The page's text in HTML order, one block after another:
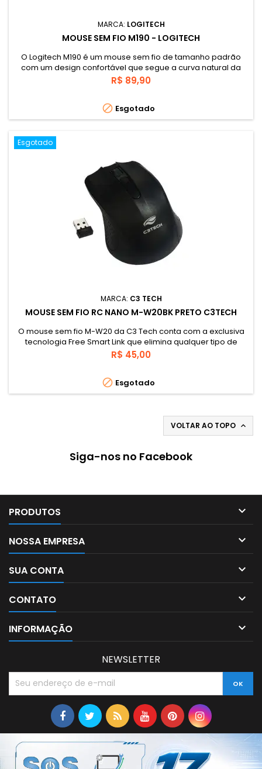
MARCA: LOGITECH
MOUSE SEM FIO M190 - LOGITECH
O Logitech M190 é um mouse sem fio de tamanho padrão
com um design confortável que segue a curva natural da
mão. Um mouse feito para conforto e praticidade no seu dia
a dia, livre dos fios, proporcionando maior liberdade na hora
Preço
R$ 89,90
 Esgotado
Esgotado
MARCA: C3 TECH
MOUSE SEM FIO RC NANO M-W20BK PRETO C3TECH
O mouse sem fio M-W20 da C3 Tech conta com a exclusiva
tecnologia Free Smart Link que elimina qualquer tipo de
interferencia na comunicacao com o receptor,
proporcionando movimentos mais precisos e sem falhas
de ate 12 metros e resolucao de ate 1000 dpi, ajustaveis
atraves de botao. Com tecnologia...
Preço
R$ 45,00
 Esgotado
VOLTAR AO TOPO 
Siga-nos no Facebook
PRODUTOS 
NOSSA EMPRESA 
SUA CONTA 
CONTATO 
INFORMAÇÃO 
NEWSLETTER